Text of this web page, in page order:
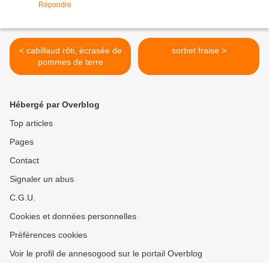
Répondre
< cabillaud rôti, écrasée de
pommes de terre
sorbet fraise >
Hébergé par Overblog
Top articles
Pages
Contact
Signaler un abus
C.G.U.
Cookies et données personnelles
Préférences cookies
Voir le profil de annesogood sur le portail Overblog